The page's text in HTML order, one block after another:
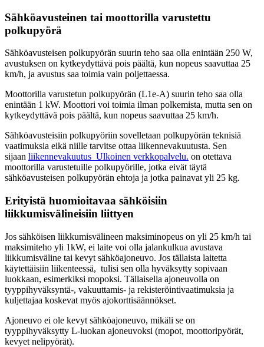
Sähköavusteinen tai moottorilla varustettu
polkupyörä
Sähköavusteisen polkupyörän suurin teho saa olla enintään 250 W,
avustuksen on kytkeydyttävä pois päältä, kun nopeus saavuttaa 25
km/h, ja avustus saa toimia vain poljettaessa.
Moottorilla varustetun polkupyörän (L1e-A) suurin teho saa olla
enintään 1 kW. Moottori voi toimia ilman polkemista, mutta sen on
kytkeydyttävä pois päältä, kun nopeus saavuttaa 25 km/h.
Sähköavusteisiin polkupyöriin sovelletaan polkupyörän teknisiä
vaatimuksia eikä niille tarvitse ottaa liikennevakuutusta. Sen
sijaan liikennevakuutus Ulkoinen verkkopalvelu. on otettava
moottorilla varustetuille polkupyörille, jotka eivät täytä
sähköavusteisen polkupyörän ehtoja ja jotka painavat yli 25 kg.
Erityistä huomioitavaa sähköisiin
liikkumisvälineisiin liittyen
Jos sähköisen liikkumisvälineen maksiminopeus on yli 25 km/h tai
maksimiteho yli 1kW, ei laite voi olla jalankulkua avustava
liikkumisväline tai kevyt sähköajoneuvo. Jos tällaista laitetta
käytettäisiin liikenteessä, tulisi sen olla hyväksytty sopivaan
luokkaan, esimerkiksi mopoksi. Tällaisella ajoneuvolla on
tyyppihyväksyntä-, vakuuttamis- ja rekisteröintivaatimuksia ja
kuljettajaa koskevat myös ajokorttisäännökset.
Ajoneuvo ei ole kevyt sähköajoneuvo, mikäli se on
tyyppihyväksytty L-luokan ajoneuvoksi (mopot, moottoripyörät,
kevyet nelipyörät).